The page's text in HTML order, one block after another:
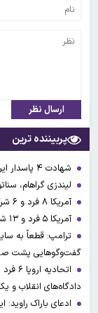
ارسال نظر
پربیننده ترین
شهادت ۴ پاسدار ایرانی در حمله دیشب آمریکت و عربستان به عراق
لیندزی گراهام،
آمریکا ۸ فرد و ۶ شرکت در ارتباط با دولت ایران را تحریم کرد
آمریکا ۵ فرد و ۱۳ شرکت و صرافی را تحریم کرد+اسامی
ترامپ: قطعاً به
گفت‌وگوهایی پشت
دادگاه‌های انقلاب و
ادعای باراک